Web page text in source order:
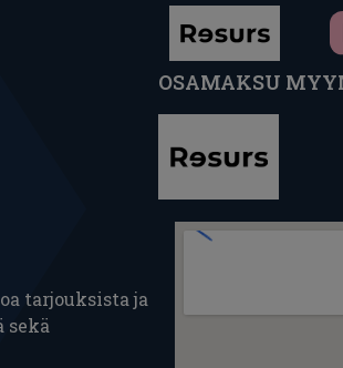
OSAMAKSU
tarjouksista ja
sekä